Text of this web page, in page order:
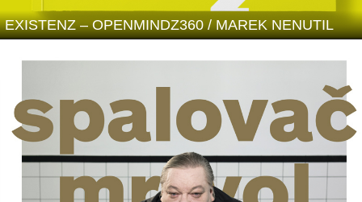
EXISTENZ – OPENMINDZ360 / MAREK NENUTIL